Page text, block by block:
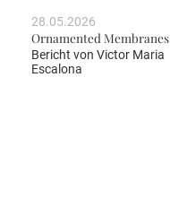
28.05.2026
Ornamented Membranes
Bericht von Victor Maria
Escalona